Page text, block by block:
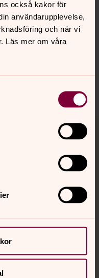
också kakor för
användarupplevelse,
och när vi
Läs mer om våra
sidans